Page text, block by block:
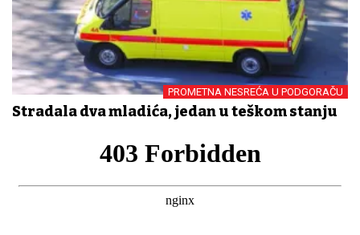
PROMETNA NESREĆA U PODGORAČU
Stradala dva mladića, jedan u teškom stanju